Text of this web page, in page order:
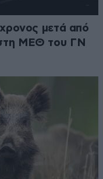
μετά από
ΜΕΘ του ΓΝ